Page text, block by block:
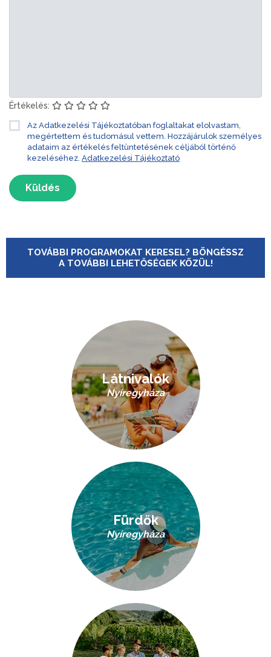
Értékelés:
Az Adatkezelési Tájékoztatóban foglaltakat elolvastam,
megértettem és tudomásul vettem. Hozzájárulok személyes
adataim az értékelés feltüntetésének céljából történő
kezeléséhez. Adatkezelési Tájékoztató
Küldés
TOVÁBBI PROGRAMOKAT KERESEL? BÖNGÉSSZ
A TOVÁBBI LEHETŐSÉGEK KÖZÜL!
Látnivalók
Nyíregyháza
Fürdők
Nyíregyháza